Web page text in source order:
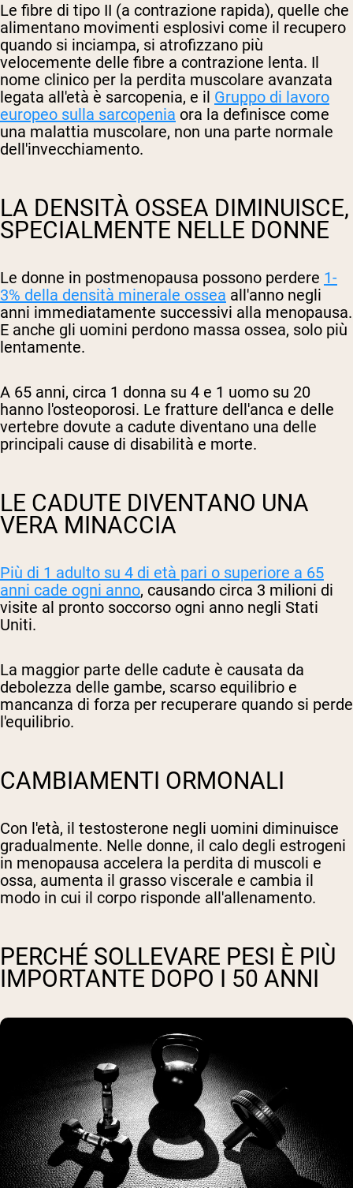
Le fibre di tipo II (a contrazione rapida), quelle che
alimentano movimenti esplosivi come il recupero
quando si inciampa, si atrofizzano più
velocemente delle fibre a contrazione lenta. Il
nome clinico per la perdita muscolare avanzata
legata all'età è sarcopenia, e il Gruppo di lavoro
europeo sulla sarcopenia ora la definisce come
una malattia muscolare, non una parte normale
dell'invecchiamento.
LA DENSITÀ OSSEA DIMINUISCE,
SPECIALMENTE NELLE DONNE
Le donne in postmenopausa possono perdere 1-
3% della densità minerale ossea all'anno negli
anni immediatamente successivi alla menopausa.
E anche gli uomini perdono massa ossea, solo più
lentamente.
A 65 anni, circa 1 donna su 4 e 1 uomo su 20
hanno l'osteoporosi. Le fratture dell'anca e delle
vertebre dovute a cadute diventano una delle
principali cause di disabilità e morte.
LE CADUTE DIVENTANO UNA
VERA MINACCIA
Più di 1 adulto su 4 di età pari o superiore a 65
anni cade ogni anno, causando circa 3 milioni di
visite al pronto soccorso ogni anno negli Stati
Uniti.
La maggior parte delle cadute è causata da
debolezza delle gambe, scarso equilibrio e
mancanza di forza per recuperare quando si perde
l'equilibrio.
CAMBIAMENTI ORMONALI
Con l'età, il testosterone negli uomini diminuisce
gradualmente. Nelle donne, il calo degli estrogeni
in menopausa accelera la perdita di muscoli e
ossa, aumenta il grasso viscerale e cambia il
modo in cui il corpo risponde all'allenamento.
PERCHÉ SOLLEVARE PESI È PIÙ
IMPORTANTE DOPO I 50 ANNI